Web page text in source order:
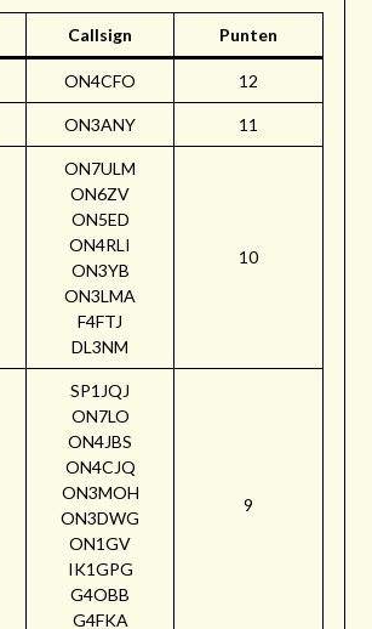
Callsign Punten
ON4CFO 12
ON3ANY 11
ON7ULM
ON6ZV
ON5ED
ON4RLI
ON3YB
ON3LMA
F4FTJ
DL3NM
10
SP1JQJ
ON7LO
ON4JBS
ON4CJQ
ON3MOH
ON3DWG
ON1GV
IK1GPG
G4OBB
G4FKA
9